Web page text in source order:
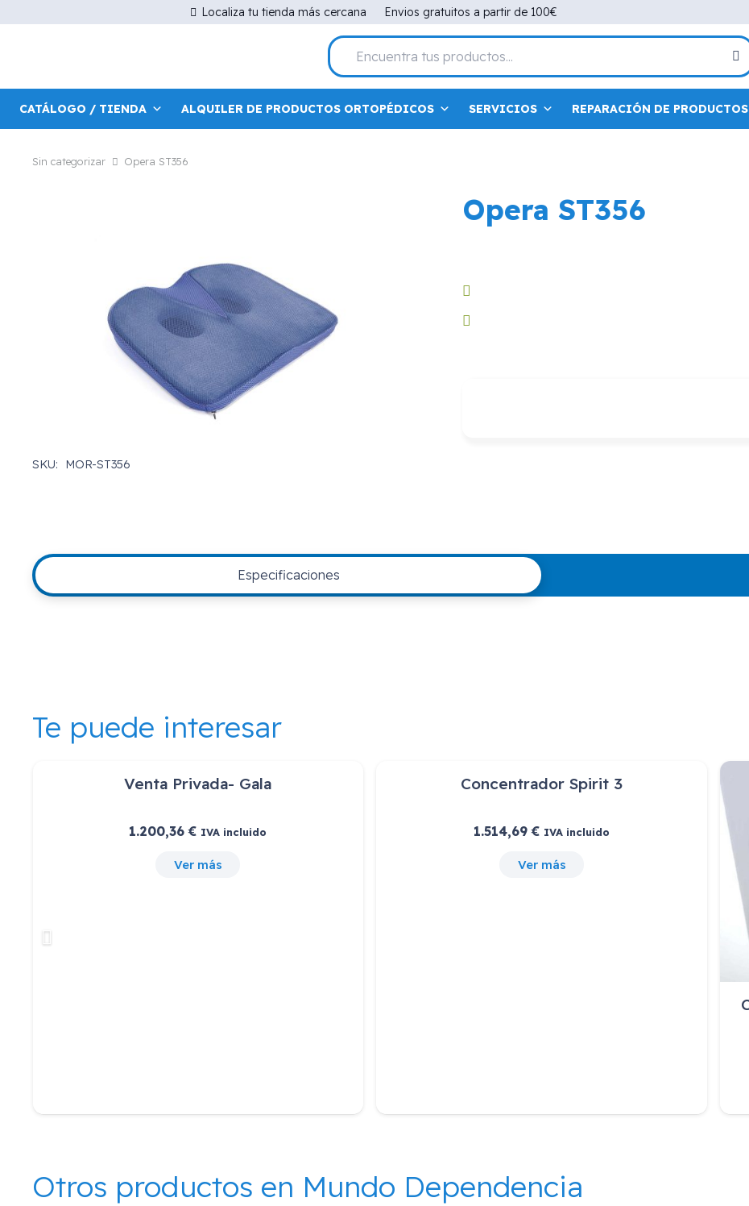
Localiza tu tienda más cercana Envios gratuitos a partir de 100€
CATÁLOGO / TIENDA ALQUILER DE PRODUCTOS ORTOPÉDICOS SERVICIOS REPARACIÓN DE PRODUCTOS
Sin categorizar Opera ST356
SKU: MOR-ST356
Opera ST356
Especificaciones
Te puede interesar
Extra Arrendamiento Cloud 331867
22,00€ IVA incluido
Ver más
Venta Privada- Gala
1.200,36€ IVA incluido
Ver más
Otros productos en Mundo Dependencia